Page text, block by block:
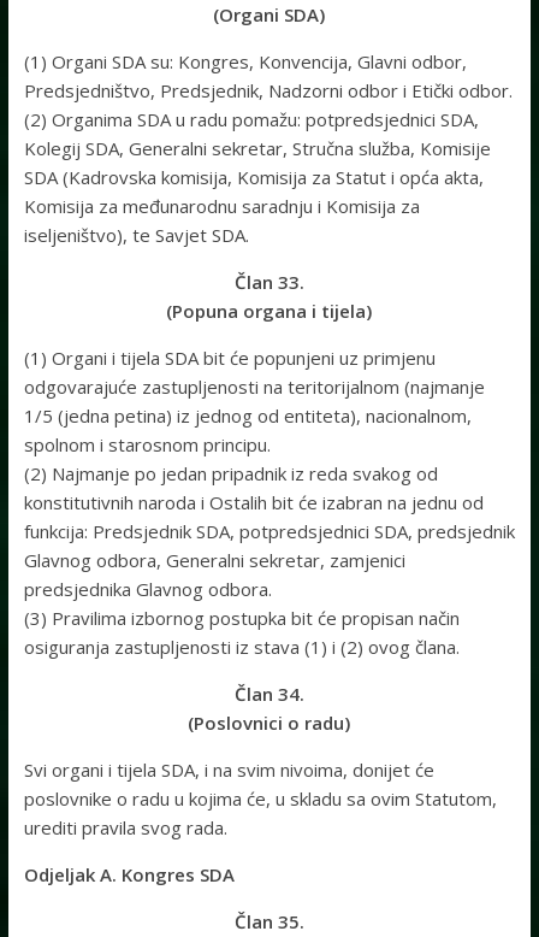
(Organi SDA)
(1) Organi SDA su: Kongres, Konvencija, Glavni odbor,
Predsjedništvo, Predsjednik, Nadzorni odbor i Etički odbor.
(2) Organima SDA u radu pomažu: potpredsjednici SDA,
Kolegij SDA, Generalni sekretar, Stručna služba, Komisije
SDA (Kadrovska komisija, Komisija za Statut i opća akta,
Komisija za međunarodnu saradnju i Komisija za
iseljeništvo), te Savjet SDA.
Član 33.
(Popuna organa i tijela)
(1) Organi i tijela SDA bit će popunjeni uz primjenu
odgovarajuće zastupljenosti na teritorijalnom (najmanje
1/5 (jedna petina) iz jednog od entiteta), nacionalnom,
spolnom i starosnom principu.
(2) Najmanje po jedan pripadnik iz reda svakog od
konstitutivnih naroda i Ostalih bit će izabran na jednu od
funkcija: Predsjednik SDA, potpredsjednici SDA, predsjednik
Glavnog odbora, Generalni sekretar, zamjenici
predsjednika Glavnog odbora.
(3) Pravilima izbornog postupka bit će propisan način
osiguranja zastupljenosti iz stava (1) i (2) ovog člana.
Član 34.
(Poslovnici o radu)
Svi organi i tijela SDA, i na svim nivoima, donijet će
poslovnike o radu u kojima će, u skladu sa ovim Statutom,
urediti pravila svog rada.
Odjeljak A. Kongres SDA
Član 35.